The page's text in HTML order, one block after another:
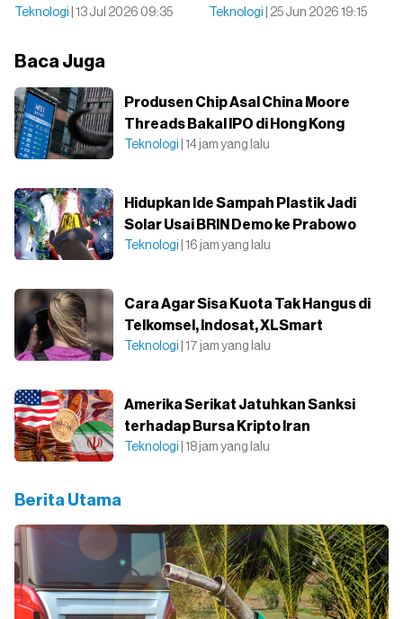
Teknologi | 13 Jul 2026 09:35 Teknologi | 25 Jun 2026 19:15
Baca Juga
Produsen Chip Asal China Moore
Threads Bakal IPO di Hong Kong
Teknologi | 14 jam yang lalu
Hidupkan Ide Sampah Plastik Jadi
Solar Usai BRIN Demo ke Prabowo
Teknologi | 16 jam yang lalu
Cara Agar Sisa Kuota Tak Hangus di
Telkomsel, Indosat, XLSmart
Teknologi | 17 jam yang lalu
Amerika Serikat Jatuhkan Sanksi
terhadap Bursa Kripto Iran
Teknologi | 18 jam yang lalu
Berita Utama